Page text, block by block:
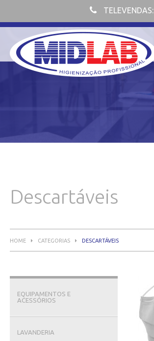
TELEVENDAS:
Descartáveis
HOME CATEGORIAS DESCARTÁVEIS
EQUIPAMENTOS E
ACESSÓRIOS
LAVANDERIA